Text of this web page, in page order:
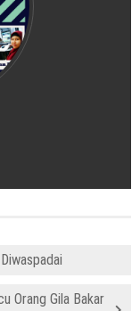
Orang Gila Bakar